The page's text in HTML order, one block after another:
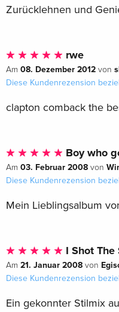
Zurücklehnen und
rwe
Am 08. Dezember 2012 von
Diese Kundenrezension
clapton comback the
Boy who
Am 03. Februar 2008 von
Diese Kundenrezension
Mein Lieblingsalbum
I Shot The
Am 21. Januar 2008 von
Diese Kundenrezension
Ein gekonnter Stilmix